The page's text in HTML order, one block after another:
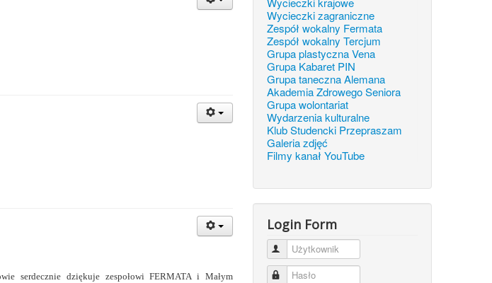
serdecznie dziękuje zespołowi FERMATA i Małym
Wycieczki zagraniczne
Zespół wokalny Fermata
Zespół wokalny Tercjum
Grupa plastyczna Vena
Grupa Kabaret PIN
Grupa taneczna Alemana
Akademia Zdrowego Seniora
Grupa wolontariat
Wydarzenia kulturalne
Klub Studencki Przepraszam
Galeria zdjęć
Filmy kanał YouTube
Login Form
Użytkownik
Hasło